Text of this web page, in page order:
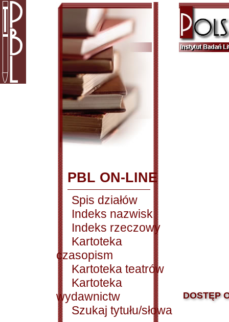
PBL ON-LINE
Spis działów
Indeks nazwisk
Indeks rzeczowy
Kartoteka
czasopism
Kartoteka teatrów
Kartoteka
wydawnictw
Szukaj tytułu/słowa
DOSTĘP